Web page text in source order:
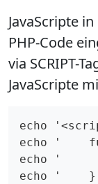
JavaScripte
PHP-Code
via SCRIPT-
JavaScripte
echo
echo '
echo '
echo '